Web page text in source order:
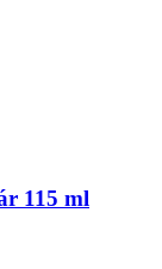
115 ml